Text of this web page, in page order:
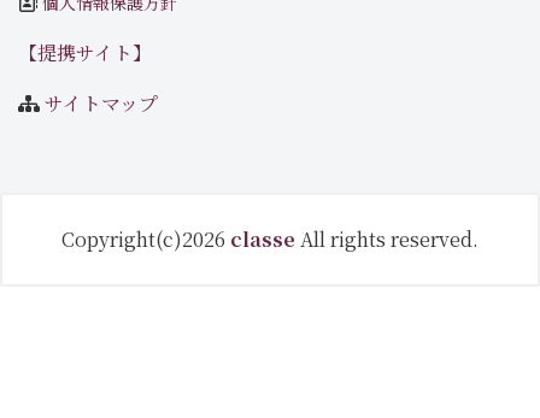
【提携サイト】
サイトマップ
Copyright(c)2026 classe All rights reserved.